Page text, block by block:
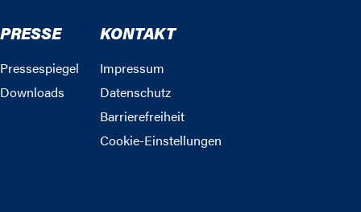
PRESSE
Pressespiegel
Downloads
KONTAKT
Impressum
Datenschutz
Barrierefreiheit
Cookie-Einstellungen